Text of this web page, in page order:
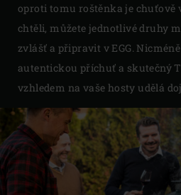
oproti tomu roštěnka je chuťově
chtěli, můžete jednotlivé druhy
zvlášť a připravit v EGG.
autentickou příchuť a skutečný
vzhledem na vaše hosty udělá